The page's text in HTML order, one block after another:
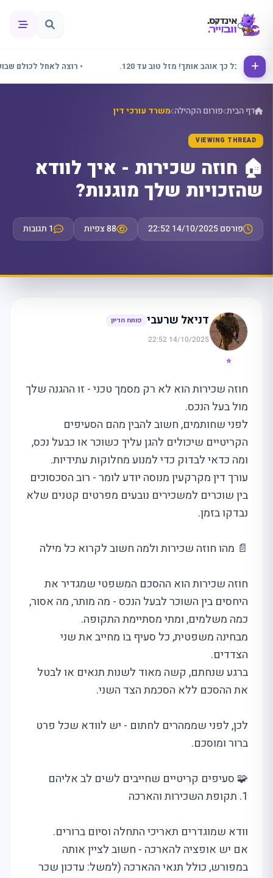
אני כל כך אוהב אותך! מזל טוב עד 120. • רוצה לאחל לכולם שבוע
דף הבית פורום הקהילה משרד עורכי דין
VIEWING THREAD
🏠 חוזה שכירות - איך לוודא
שהזכויות שלך מוגנות?
פורסם 14/10/2025 22:52 88 צפיות 1 תגובות
⭐
דניאל שרעבי פותח הדיון
14/10/2025 22:52
חוזה שכירות הוא לא רק מסמך טכני - זו ההגנה שלך
מול בעל הנכס.
לפני שחותמים, חשוב להבין מהם הסעיפים
הקריטיים שיכולים להגן עליך כשוכר או כבעל נכס,
ומה כדאי לבדוק כדי למנוע מחלוקות עתידיות.
עורך דין מקרקעין מנוסה יודע לומר - רוב הסכסוכים
בין שוכרים למשכירים נובעים מפרטים קטנים שלא
נבדקו בזמן.
📄 מהו חוזה שכירות ולמה חשוב לקרוא כל מילה
חוזה שכירות הוא ההסכם המשפטי שמגדיר את
היחסים בין השוכר לבעל הנכס - מה מותר, מה אסור,
כמה משלמים, ומתי מסתיימת התקופה.
מבחינה משפטית, כל סעיף בו מחייב את שני
הצדדים.
ברגע שנחתם, קשה מאוד לשנות תנאים או לבטל
את ההסכם ללא הסכמת הצד השני.
לכן, לפני שממהרים לחתום - יש לוודא שכל פרט
ברור ומוסכם.
🧩 סעיפים קריטיים שחייבים לשים לב אליהם
1. תקופת השכירות והארכה
וודא שמוגדרים תאריכי התחלה וסיום ברורים.
אם יש אופציה להארכה - חשוב לציין אותה
במפורש, כולל תנאי ההארכה (למשל: עדכון שכר